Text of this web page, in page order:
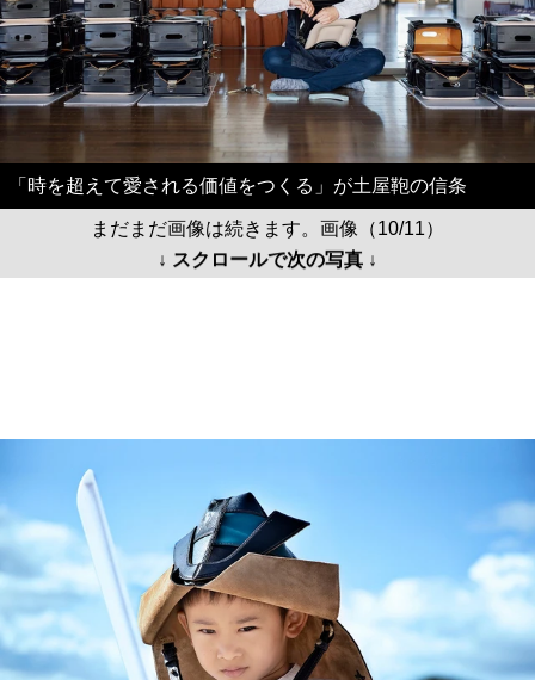
「時を超えて愛される価値をつくる」が土屋鞄の信条
まだまだ画像は続きます。画像（10/11）
↓ スクロールで次の写真 ↓